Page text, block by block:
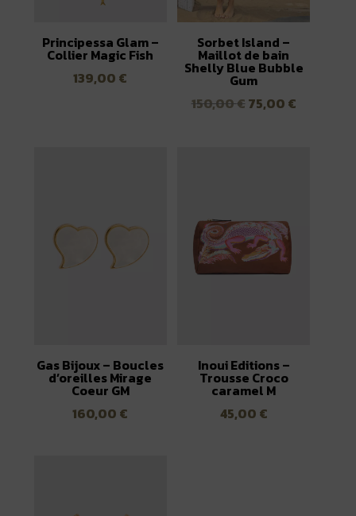
Principessa Glam –
Collier Magic Fish
139,00 €
Sorbet Island –
Maillot de bain
Shelly Blue Bubble
Gum
150,00€ Le
75,00 €Le
Gas Bijoux – Boucles
d’oreilles Mirage
Coeur GM
160,00 €
Inoui Editions –
Trousse Croco
caramel M
45,00 €